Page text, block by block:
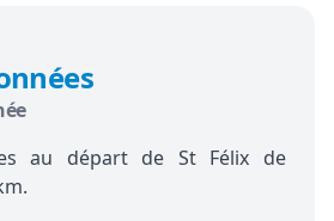
au départ de St Félix de